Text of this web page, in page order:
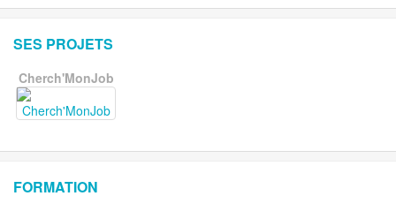
SES PROJETS
Cherch'MonJob
FORMATION